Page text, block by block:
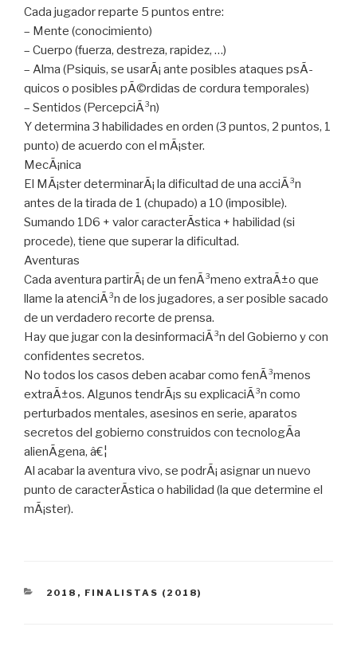
Cada jugador reparte 5 puntos entre:
– Mente (conocimiento)
– Cuerpo (fuerza, destreza, rapidez, …)
– Alma (Psiquis, se usarÃ¡ ante posibles ataques psÃ­
quicos o posibles pÃ©rdidas de cordura temporales)
– Sentidos (PercepciÃ³n)
Y determina 3 habilidades en orden (3 puntos, 2 puntos, 1
punto) de acuerdo con el mÃ¡ster.
MecÃ¡nica
El MÃ¡ster determinarÃ¡ la dificultad de una acciÃ³n
antes de la tirada de 1 (chupado) a 10 (imposible).
Sumando 1D6 + valor caracterÃ­stica + habilidad (si
procede), tiene que superar la dificultad.
Aventuras
Cada aventura partirÃ¡ de un fenÃ³meno extraÃ±o que
llame la atenciÃ³n de los jugadores, a ser posible sacado
de un verdadero recorte de prensa.
Hay que jugar con la desinformaciÃ³n del Gobierno y con
confidentes secretos.
No todos los casos deben acabar como fenÃ³menos
extraÃ±os. Algunos tendrÃ¡s su explicaciÃ³n como
perturbados mentales, asesinos en serie, aparatos
secretos del gobierno construidos con tecnologÃ­a
alienÃ­gena, â€¦
Al acabar la aventura vivo, se podrÃ¡ asignar un nuevo
punto de caracterÃ­stica o habilidad (la que determine el
mÃ¡ster).
CATEGORÍAS
2018 , FINALISTAS (2018)